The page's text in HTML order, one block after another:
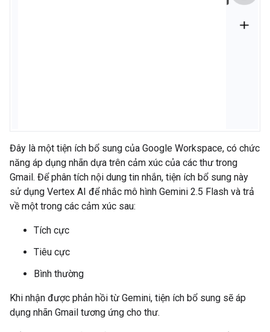
Đây là một tiện ích bổ sung của Google Workspace, có chức
năng áp dụng nhãn dựa trên cảm xúc của các thư trong
Gmail. Để phân tích nội dung tin nhắn, tiện ích bổ sung này
sử dụng Vertex AI để nhắc mô hình Gemini 2.5 Flash và trả
về một trong các cảm xúc sau:
Tích cực
Tiêu cực
Bình thường
Khi nhận được phản hồi từ Gemini, tiện ích bổ sung sẽ áp
dụng nhãn Gmail tương ứng cho thư.